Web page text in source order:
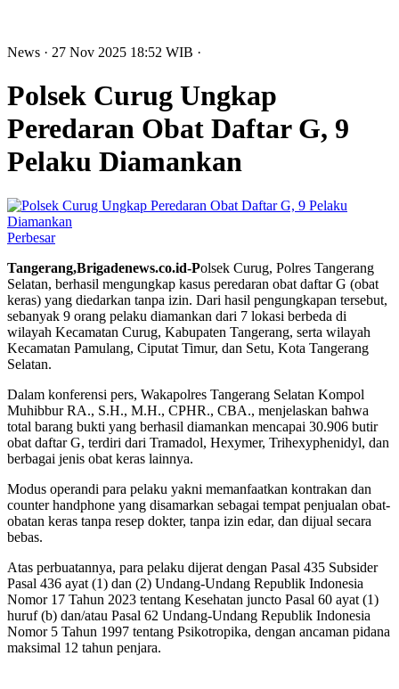
News · 27 Nov 2025 18:52 WIB ·
Polsek Curug Ungkap
Peredaran Obat Daftar G, 9
Pelaku Diamankan
Perbesar
Tangerang,Brigadenews.co.id-Polsek Curug, Polres Tangerang
Selatan, berhasil mengungkap kasus peredaran obat daftar G (obat
keras) yang diedarkan tanpa izin. Dari hasil pengungkapan tersebut,
sebanyak 9 orang pelaku diamankan dari 7 lokasi berbeda di
wilayah Kecamatan Curug, Kabupaten Tangerang, serta wilayah
Kecamatan Pamulang, Ciputat Timur, dan Setu, Kota Tangerang
Selatan.
Dalam konferensi pers, Wakapolres Tangerang Selatan Kompol
Muhibbur RA., S.H., M.H., CPHR., CBA., menjelaskan bahwa
total barang bukti yang berhasil diamankan mencapai 30.906 butir
obat daftar G, terdiri dari Tramadol, Hexymer, Trihexyphenidyl, dan
berbagai jenis obat keras lainnya.
Modus operandi para pelaku yakni memanfaatkan kontrakan dan
counter handphone yang disamarkan sebagai tempat penjualan obat-
obatan keras tanpa resep dokter, tanpa izin edar, dan dijual secara
bebas.
Atas perbuatannya, para pelaku dijerat dengan Pasal 435 Subsider
Pasal 436 ayat (1) dan (2) Undang-Undang Republik Indonesia
Nomor 17 Tahun 2023 tentang Kesehatan juncto Pasal 60 ayat (1)
huruf (b) dan/atau Pasal 62 Undang-Undang Republik Indonesia
Nomor 5 Tahun 1997 tentang Psikotropika, dengan ancaman pidana
maksimal 12 tahun penjara.